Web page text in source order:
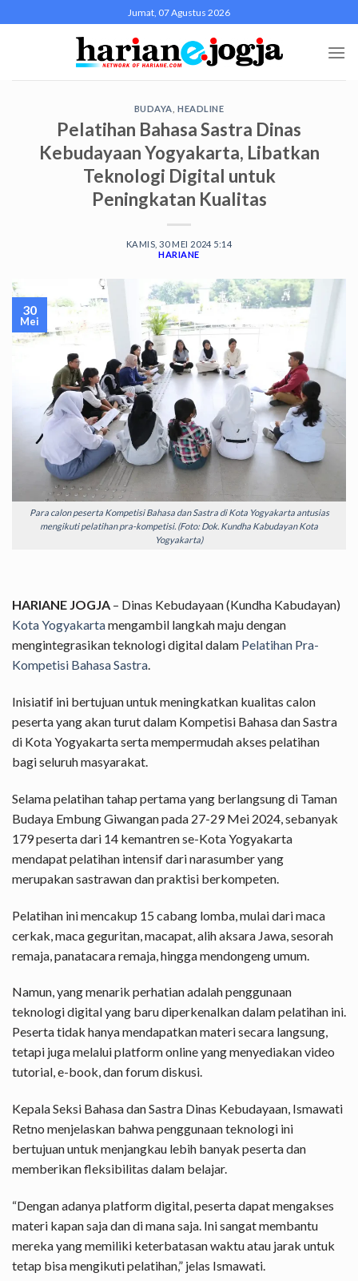
to
Jumat, 07 Agustus 2026
BUDAYA HEADLINE
Pelatihan Bahasa Sastra Dinas
Kebudayaan Yogyakarta, Libatkan
Teknologi Digital untuk
Peningkatan Kualitas
KAMIS, 30 MEI 2024 5:14
HARIANE
Para calon peserta Kompetisi Bahasa dan Sastra di Kota Yogyakarta antusias
mengikuti pelatihan pra-kompetisi. (Foto: Dok. Kundha Kabudayan Kota
Yogyakarta)
30
Mei
HARIANE JOGJA – Dinas Kebudayaan (Kundha Kabudayan)
Kota Yogyakartamengambil langkah maju dengan
mengintegrasikan teknologi digital dalam Pelatihan Pra-
Kompetisi Bahasa Sastra.
Inisiatif ini bertujuan untuk meningkatkan kualitas calon
peserta yang akan turut dalam Kompetisi Bahasa dan Sastra
di Kota Yogyakarta serta mempermudah akses pelatihan
bagi seluruh masyarakat.
Selama pelatihan tahap pertama yang berlangsung di Taman
Budaya Embung Giwangan pada 27-29 Mei 2024, sebanyak
179 peserta dari 14 kemantren se-Kota Yogyakarta
mendapat pelatihan intensif dari narasumber yang
merupakan sastrawan dan praktisi berkompeten.
Pelatihan ini mencakup 15 cabang lomba, mulai dari maca
cerkak, maca geguritan, macapat, alih aksara Jawa, sesorah
remaja, panatacara remaja, hingga mendongeng umum.
Namun, yang menarik perhatian adalah penggunaan
teknologi digital yang baru diperkenalkan dalam pelatihan ini.
Peserta tidak hanya mendapatkan materi secara langsung,
tetapi juga melalui platform online yang menyediakan video
tutorial, e-book, dan forum diskusi.
Kepala Seksi Bahasa dan Sastra Dinas Kebudayaan, Ismawati
Retno menjelaskan bahwa penggunaan teknologi ini
bertujuan untuk menjangkau lebih banyak peserta dan
memberikan fleksibilitas dalam belajar.
“Dengan adanya platform digital, peserta dapat mengakses
materi kapan saja dan di mana saja. Ini sangat membantu
mereka yang memiliki keterbatasan waktu atau jarak untuk
tetap bisa mengikuti pelatihan,” jelas Ismawati.